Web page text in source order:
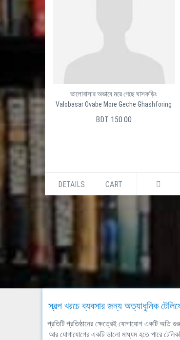
ভালোবাসার অভাবে মরে গেছে ঘাসফড়িং
Valobasar Ovabe More Geche Ghashforing
BDT 150.00
DETAILS CART
স্বল্প খরচে ব্যবসার জন্য অত্যাধুনিক
প্রতিটি প্রতিষ্ঠানের ক্ষেত্রেই যোগাযোগ একটি অতি
আর যোগাযোগের একটি ভালো মাধ্যম হতে পারে